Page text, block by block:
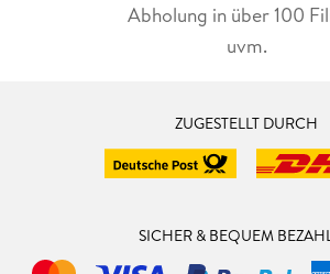
Abholung in über 100
uvm.
ZUGESTELLT DURCH
SICHER & BEQUEM